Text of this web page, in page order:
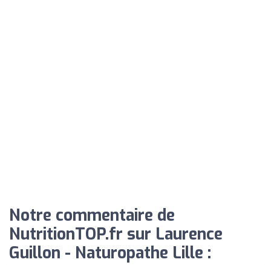
Notre commentaire de
NutritionTOP.fr sur Laurence
Guillon - Naturopathe Lille :